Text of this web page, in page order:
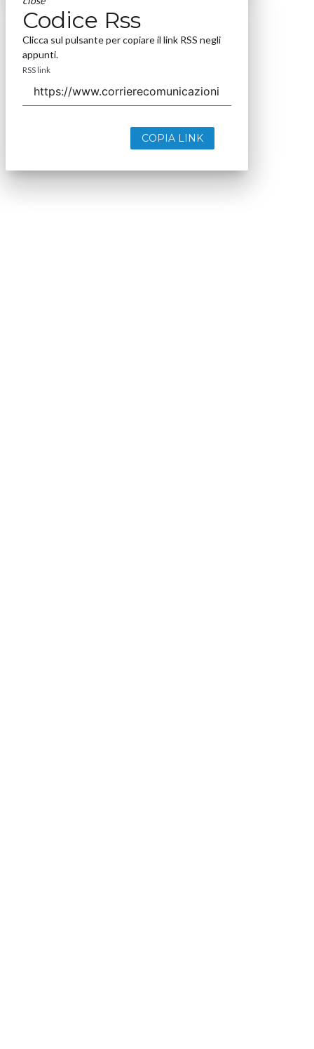
Codice Rss
Clicca sul pulsante per copiare il link RSS negli
appunti.
RSS link
COPIA LINK